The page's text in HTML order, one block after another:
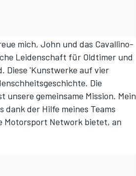
mich, John und das Cavallino-
Leidenschaft für Oldtimer und
Diese 'Kunstwerke auf vier
Die
gemeinsame Mission. Mein
dank der Hilfe meines Teams
Motorsport Network bietet, an